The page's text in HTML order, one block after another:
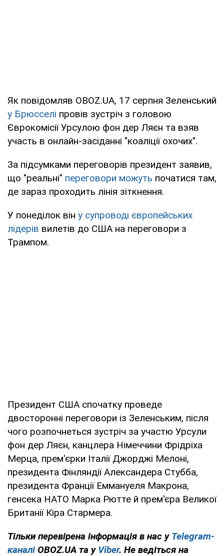
Як повідомляв OBOZ.UA, 17 серпня Зеленський
у Брюсселі провів зустріч з головою
Єврокомісії Урсулою фон дер Ляєн та взяв
участь в онлайн-засіданні "коаліції охочих".
За підсумками переговорів президент заявив,
що "реальні" переговори можуть початися там,
де зараз проходить лінія зіткнення.
У понеділок він у супроводі європейських
лідерів вилетів до США на переговори з
Трампом.
Президент США спочатку проведе
двосторонні переговори із Зеленським, після
чого розпочнеться зустріч за участю Урсули
фон дер Ляєн, канцлера Німеччини Фрідріха
Мерца, прем'єрки Італії Джорджі Мелоні,
президента Фінляндії Александера Стубба,
президента Франції Еммануеля Макрона,
генсека НАТО Марка Рютте й прем'єра Великої
Британії Кіра Стармера.
Тільки перевірена інформація в нас у Telegram-
каналі OBOZ.UA та у Viber. Не ведіться на